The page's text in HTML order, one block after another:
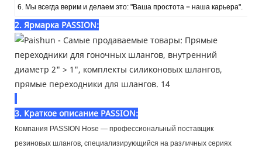
6. Мы всегда верим и делаем это: "Ваша простота = наша карьера".
2. Ярмарка PASSION:
3. Краткое описание PASSION:
Компания PASSION Hose — профессиональный поставщик
резиновых шлангов, специализирующийся на различных сериях